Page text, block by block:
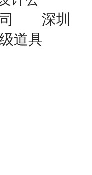
深圳
道具